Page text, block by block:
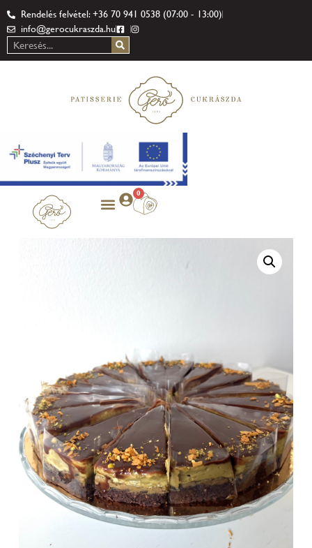
Rendelés felvétel: +36 70 941 0538 (07:00 - 13:00)
info@gerocukraszda.hu
0